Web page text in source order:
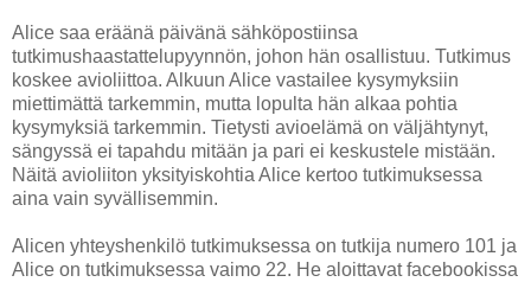
Alice saa eräänä päivänä sähköpostiinsa
tutkimushaastattelupyynnön, johon hän osallistuu. Tutkimus
koskee avioliittoa. Alkuun Alice vastailee kysymyksiin
miettimättä tarkemmin, mutta lopulta hän alkaa pohtia
kysymyksiä tarkemmin. Tietysti avioelämä on väljähtynyt,
sängyssä ei tapahdu mitään ja pari ei keskustele mistään.
Näitä avioliiton yksityiskohtia Alice kertoo tutkimuksessa
aina vain syvällisemmin.
Alicen yhteyshenkilö tutkimuksessa on tutkija numero 101 ja
Alice on tutkimuksessa vaimo 22. He aloittavat facebookissa